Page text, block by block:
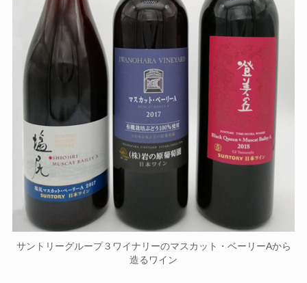
サントリーグループ３ワイナリーのマスカット・ベーリーAから
造るワイン